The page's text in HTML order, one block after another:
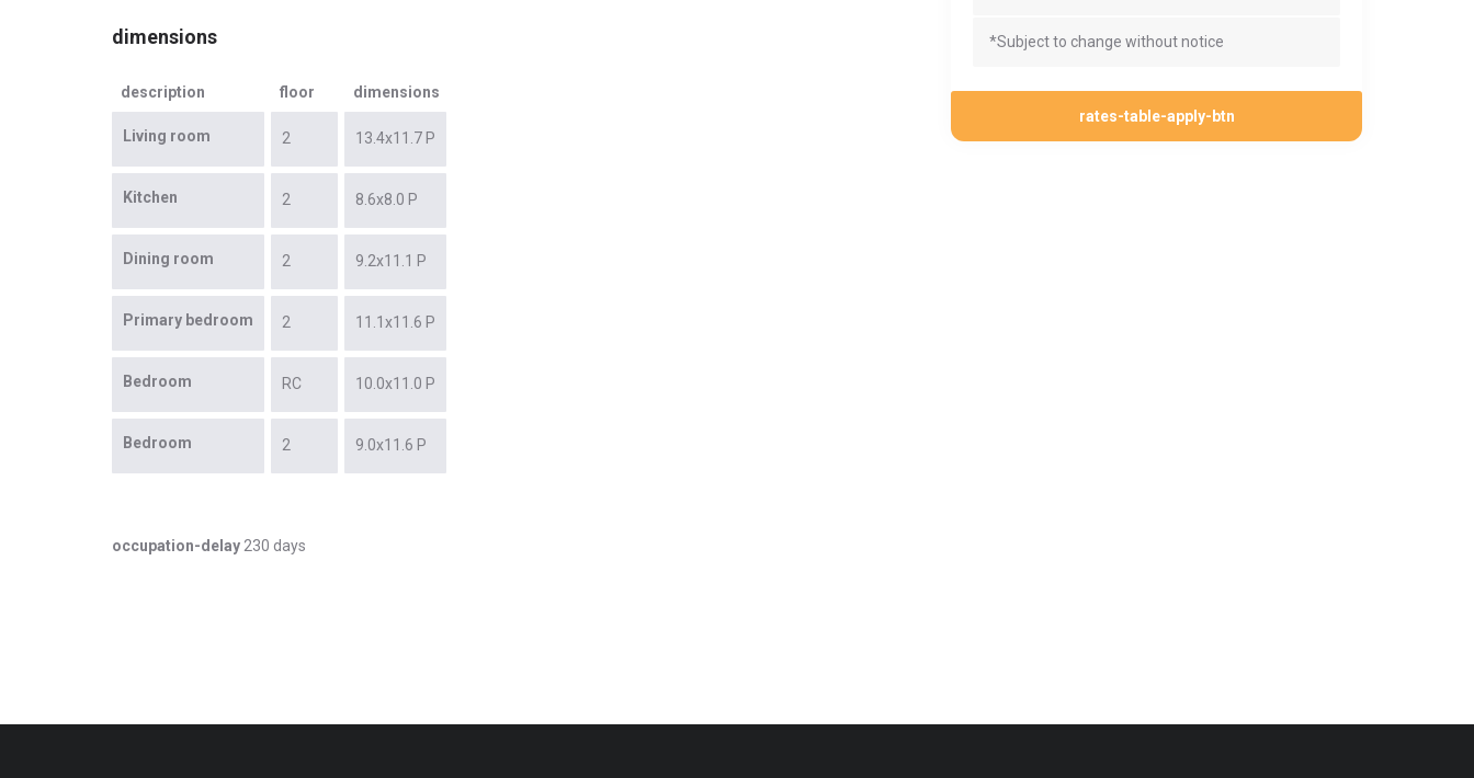
dimensions
description floor dimensions
Living room 2 13.4x11.7 P
Kitchen 2 8.6x8.0 P
Dining room 2 9.2x11.1 P
Primary bedroom 2 11.1x11.6 P
Bedroom RC 10.0x11.0 P
Bedroom 2 9.0x11.6 P
occupation-delay230 days
*Subject to change without notice
rates-table-apply-btn